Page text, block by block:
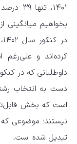
۱۴۰۱،
بخواهیم میانگینی
کرده‌اند و علی‌رغم
دست به انتخاب
است که بخش
نیستند؛ موضوعی
تبدیل شده است.